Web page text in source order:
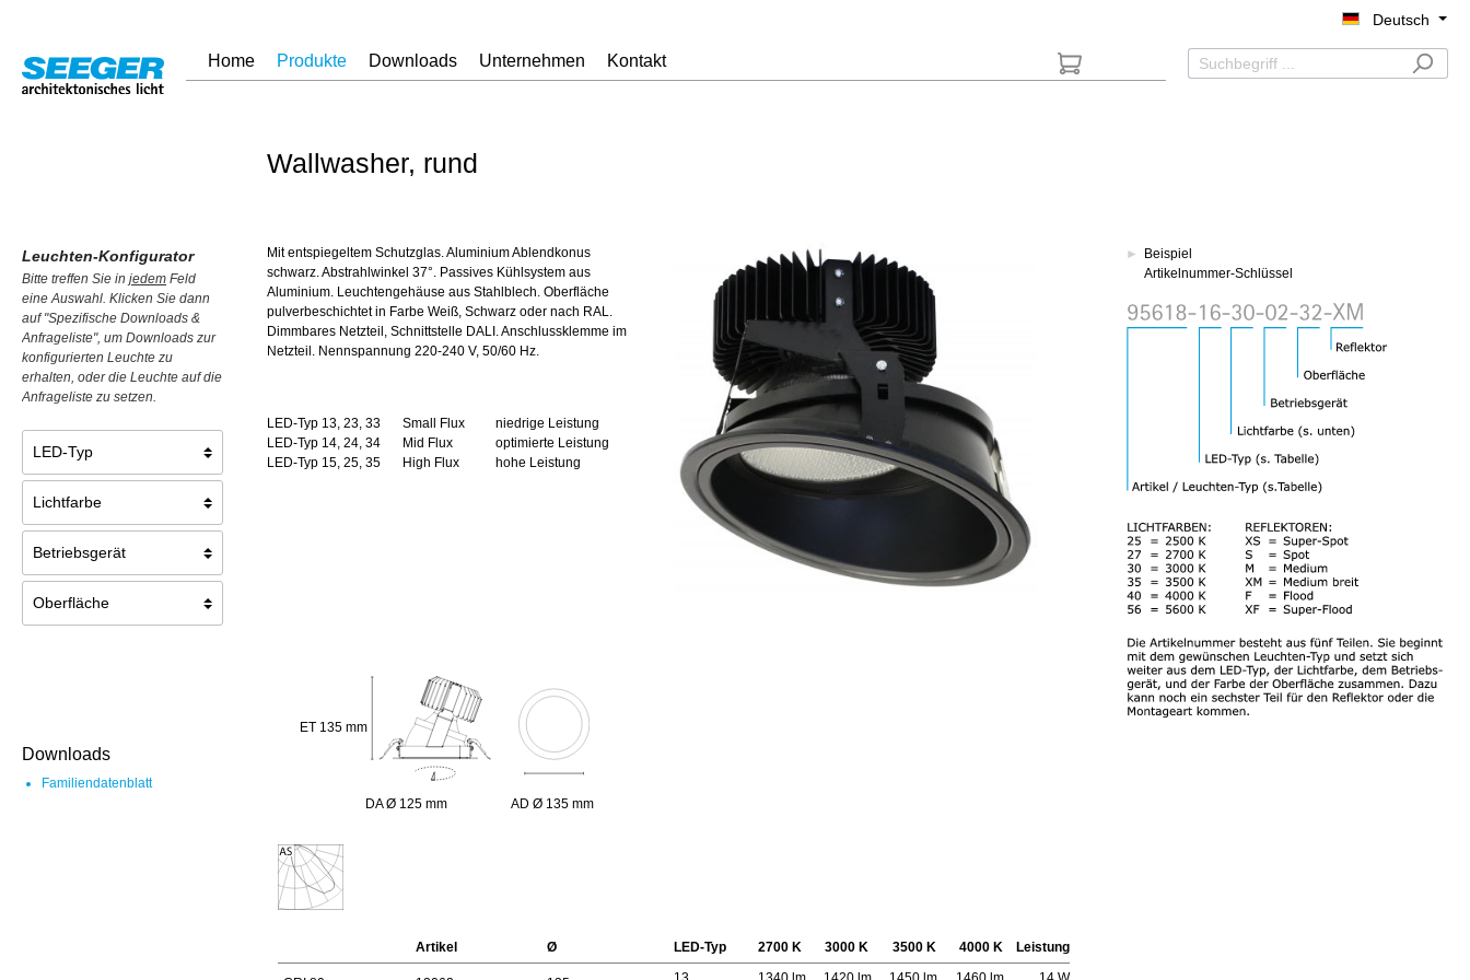
Deutsch
Home Produkte Downloads Unternehmen Kontakt
Wallwasher, rund
Leuchten-Konfigurator
Bitte treffen Sie in jedem Feld
eine Auswahl. Klicken Sie dann
auf "Spezifische Downloads &
Anfrageliste", um Downloads zur
konfigurierten Leuchte zu
erhalten, oder die Leuchte auf die
Anfrageliste zu setzen.
Downloads
Familiendatenblatt
Mit entspiegeltem Schutzglas. Aluminium Ablendkonus
schwarz. Abstrahlwinkel 37°. Passives Kühlsystem aus
Aluminium. Leuchtengehäuse aus Stahlblech. Oberfläche
pulverbeschichtet in Farbe Weiß, Schwarz oder nach RAL.
Dimmbares Netzteil, Schnittstelle DALI. Anschlussklemme im
Netzteil. Nennspannung 220-240 V, 50/60 Hz.
LED-Typ 13, 23, 33 Small Flux
niedrige Leistung
LED-Typ 14, 24, 34
Mid Flux
optimierte Leistung
LED-Typ 15, 25, 35
High Flux hohe Leistung
ET 135 mm
DA Ø 125 mm AD Ø 135 mm
Artikel Ø LED-Typ 2700 K 3000 K 3500 K 4000 K Leistung
►
Beispiel
Artikelnummer-Schlüssel